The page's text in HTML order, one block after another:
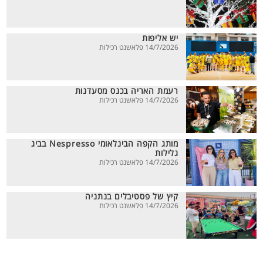
יש אליפות
14/7/2026 פלאשנט רכילות
רעמת האריה בכנס מסעדנות
14/7/2026 פלאשנט רכילות
מותג הקפה הבינלאומי Nespresso בביג
גלילות
14/7/2026 פלאשנט רכילות
קיץ של פסטיבלים בנתניה
14/7/2026 פלאשנט רכילות